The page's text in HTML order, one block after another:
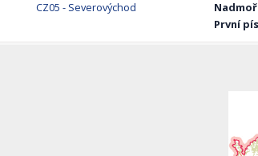
CZ05 - Severovýchod
První